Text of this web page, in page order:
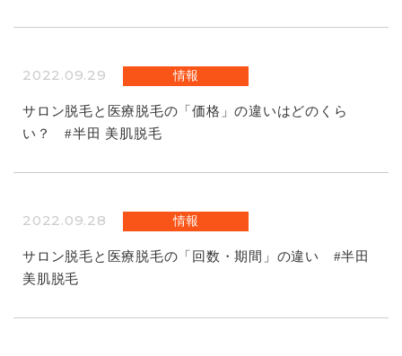
2022.09.29 情報
サロン脱毛と医療脱毛の「価格」の違いはどのくら
い？ #半田 美肌脱毛
2022.09.28 情報
サロン脱毛と医療脱毛の「回数・期間」の違い #半田
美肌脱毛